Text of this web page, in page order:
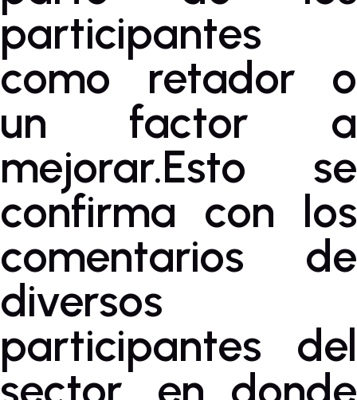
participantes
como retador o
un factor a
mejorar.Esto se
confirma con los
comentarios de
diversos
participantes del